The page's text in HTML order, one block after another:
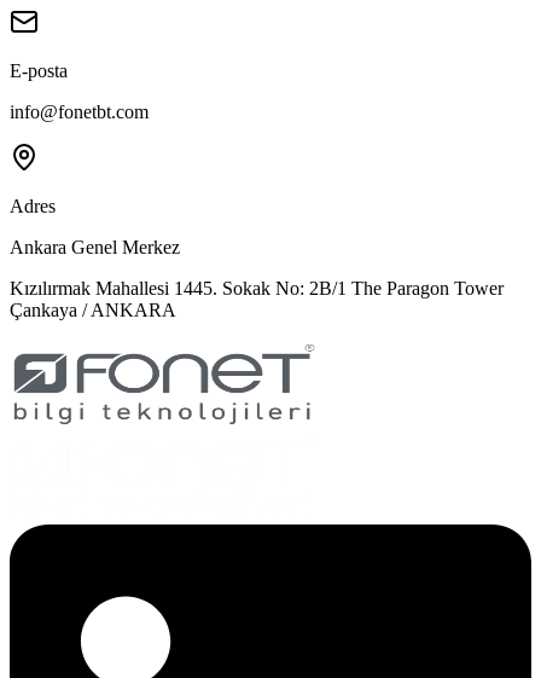
E-posta
info@fonetbt.com
Adres
Ankara Genel Merkez
Kızılırmak Mahallesi 1445. Sokak No: 2B/1 The Paragon Tower
Çankaya / ANKARA